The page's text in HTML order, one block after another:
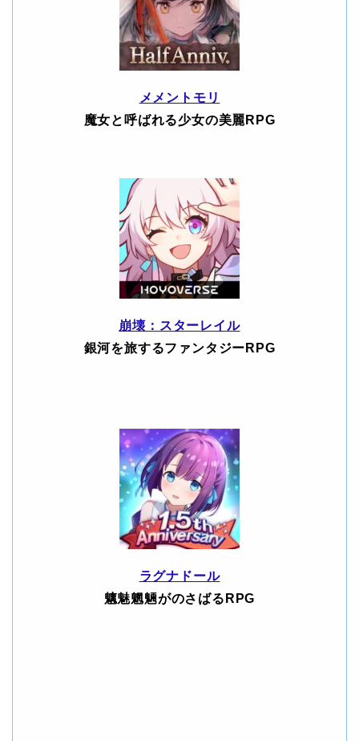
メメントモリ
魔女と呼ばれる少女の美麗RPG
崩壊：スターレイル
銀河を旅するファンタジーRPG
ラグナドール
魑魅魍魎がのさばるRPG